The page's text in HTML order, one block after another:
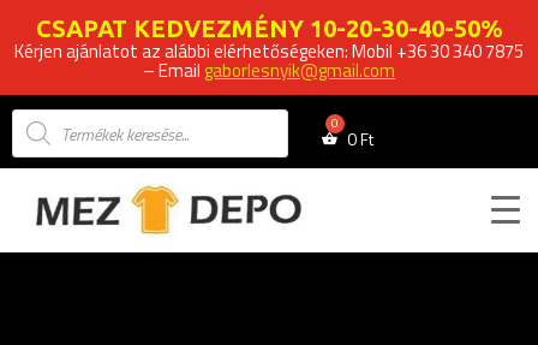
CSAPAT KEDVEZMÉNY 10-20-30-40-50%
Kérjen ajánlatot az alábbi elérhetőségeken: Mobil +36 30 340 7875
– Email gaborlesnyik@gmail.com
Products
search 0Ft